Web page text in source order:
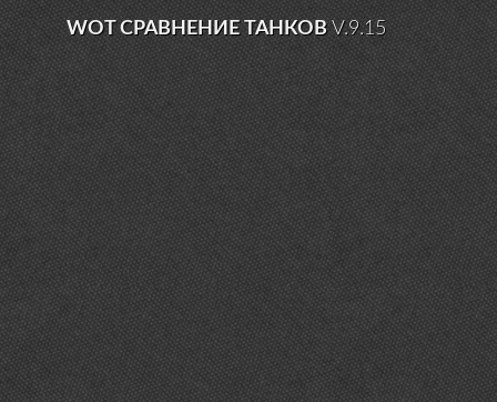
WOT СРАВНЕНИЕ ТАНКОВV.9.15